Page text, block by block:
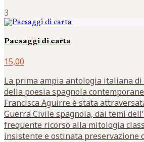
3
Paesaggi di carta
15,00
La prima ampia antologia italiana
della poesia spagnola
Francisca Aguirre è stata
Guerra Civile spagnola, dai temi
frequente ricorso alla mitologia
insistente e ostinata preservazione